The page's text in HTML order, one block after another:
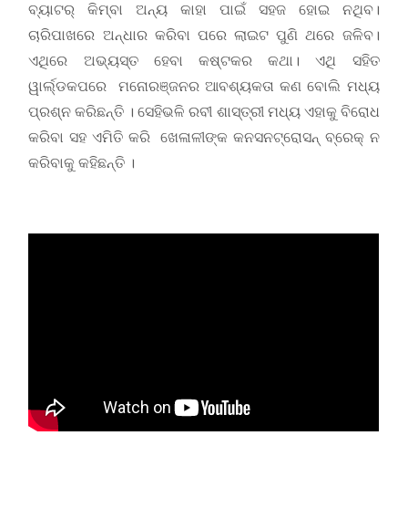
ବ୍ୟାଟର୍‌ କିମ୍ବା ଅନ୍ୟ କାହା ପାଇଁ ସହଜ ହୋଇ ନଥିବ।
ଚାରିପାଖରେ ଅନ୍ଧାର କରିବା ପରେ ଲାଇଟ ପୁଣି ଥରେ ଜଳିବ।
ଏଥିରେ ଅଭ୍ୟସ୍ତ ହେବା କଷ୍ଟକର କଥା। ଏଥି ସହିତ
ୱାର୍ଲ୍ଡକପରେ ମନୋରଞ୍ଜନର ଆବଶ୍ୟକତା କଣ ବୋଲି ମଧ୍ୟ
ପ୍ରଶ୍ନ କରିଛନ୍ତି । ସେହିଭଳି ରବୀ ଶାସ୍ତ୍ରୀ ମଧ୍ୟ ଏହାକୁ ବିରୋଧ
କରିବା ସହ ଏମିତି କରି ଖେଳାଳୀଙ୍କ କନସନଟ୍ରୋସନ୍ ବ୍ରେକ୍ ନ
କରିବାକୁ କହିଛନ୍ତି ।